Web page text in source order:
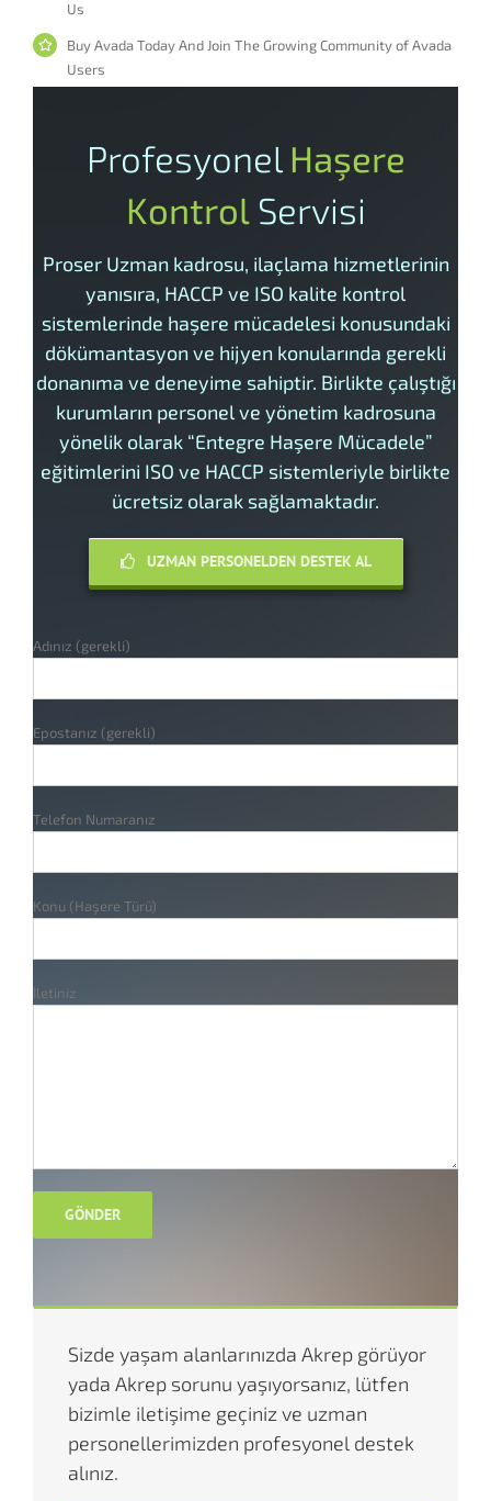
Us
Buy Avada Today And Join The Growing Community of Avada
Users
Profesyonel Haşere
Kontrol Servisi
Proser Uzman kadrosu, ilaçlama hizmetlerinin
yanısıra, HACCP ve ISO kalite kontrol
sistemlerinde haşere mücadelesi konusundaki
dökümantasyon ve hijyen konularında gerekli
donanıma ve deneyime sahiptir. Birlikte çalıştığı
kurumların personel ve yönetim kadrosuna
yönelik olarak “Entegre Haşere Mücadele”
eğitimlerini ISO ve HACCP sistemleriyle birlikte
ücretsiz olarak sağlamaktadır.
UZMAN PERSONELDEN DESTEK AL
Adınız (gerekli)
Epostanız (gerekli)
Telefon Numaranız
Konu (Haşere Türü)
İletiniz
Sizde yaşam alanlarınızda Akrep görüyor
yada Akrep sorunu yaşıyorsanız, lütfen
bizimle iletişime geçiniz ve uzman
personellerimizden profesyonel destek
alınız.